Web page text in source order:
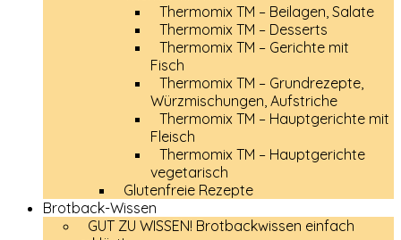
Thermomix TM – Beilagen, Salate
Thermomix TM – Desserts
Thermomix TM – Gerichte mit
Fisch
Thermomix TM – Grundrezepte,
Würzmischungen, Aufstriche
Thermomix TM – Hauptgerichte mit
Fleisch
Thermomix TM – Hauptgerichte
vegetarisch
Glutenfreie Rezepte
Brotback-Wissen
GUT ZU WISSEN! Brotbackwissen einfach